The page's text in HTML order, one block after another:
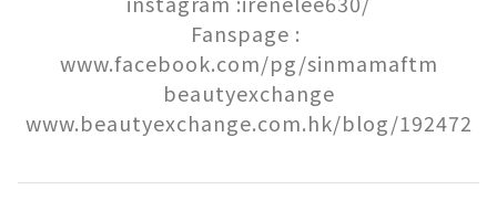
Fanspage :
www.facebook.com/pg/sinmamaftm
beautyexchange
www.beautyexchange.com.hk/blog/192472